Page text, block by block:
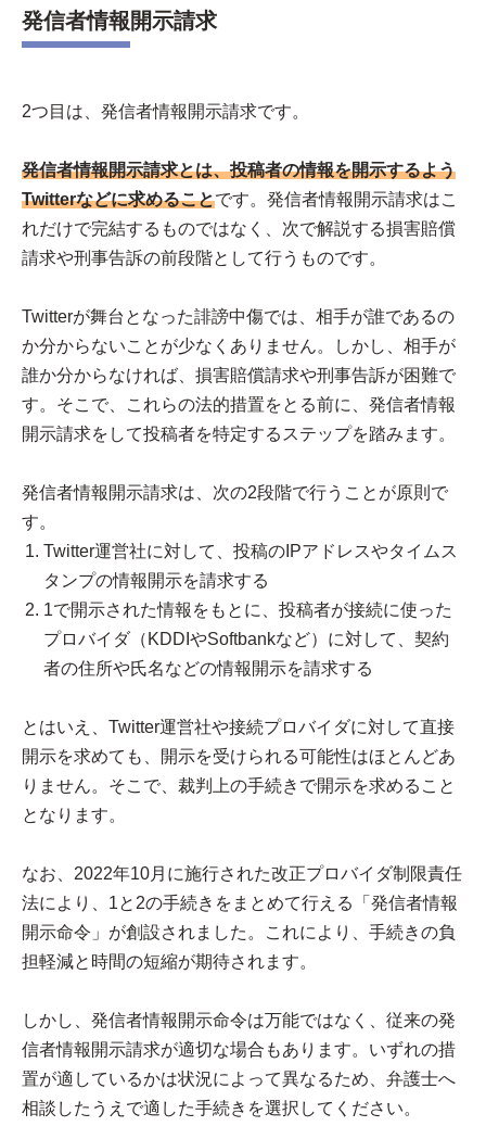
発信者情報開示請求
2つ目は、発信者情報開示請求です。
発信者情報開示請求とは、投稿者の情報を開示するよう
Twitterなどに求めることです。発信者情報開示請求はこ
れだけで完結するものではなく、次で解説する損害賠償
請求や刑事告訴の前段階として行うものです。
Twitterが舞台となった誹謗中傷では、相手が誰であるの
か分からないことが少なくありません。しかし、相手が
誰か分からなければ、損害賠償請求や刑事告訴が困難で
す。そこで、これらの法的措置をとる前に、発信者情報
開示請求をして投稿者を特定するステップを踏みます。
発信者情報開示請求は、次の2段階で行うことが原則で
す。
Twitter運営社に対して、投稿のIPアドレスやタイムス
タンプの情報開示を請求する
1で開示された情報をもとに、投稿者が接続に使った
プロバイダ（KDDIやSoftbankなど）に対して、契約
者の住所や氏名などの情報開示を請求する
とはいえ、Twitter運営社や接続プロバイダに対して直接
開示を求めても、開示を受けられる可能性はほとんどあ
りません。そこで、裁判上の手続きで開示を求めること
となります。
なお、2022年10月に施行された改正プロバイダ制限責任
法により、1と2の手続きをまとめて行える「発信者情報
開示命令」が創設されました。これにより、手続きの負
担軽減と時間の短縮が期待されます。
しかし、発信者情報開示命令は万能ではなく、従来の発
信者情報開示請求が適切な場合もあります。いずれの措
置が適しているかは状況によって異なるため、弁護士へ
相談したうえで適した手続きを選択してください。